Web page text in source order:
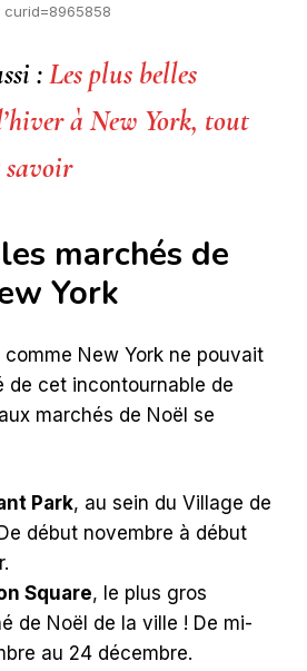
curid=8965858
:Les plus belles
à New York, tout
savoir
marchés de
York
comme New York ne pouvait
de cet incontournable de
marchés de Noël se
Park, au sein du Village de
début novembre à début
Square, le plus gros
de Noël de la ville ! De mi-
au 24 décembre.